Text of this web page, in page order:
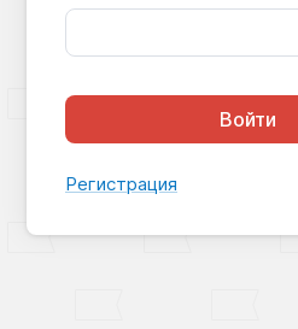
Войти
Регистрация